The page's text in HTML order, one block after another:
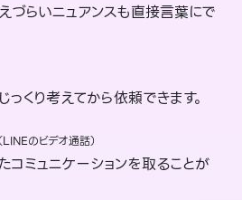
づらいニュアンスも直接言葉にで
くり考えてから依頼できます。
（LINEのビデオ通話）
コミュニケーションを取ることが